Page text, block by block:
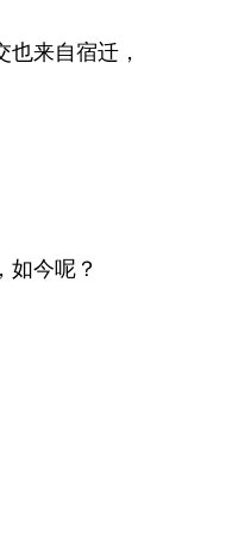
来自宿迁，
今呢？